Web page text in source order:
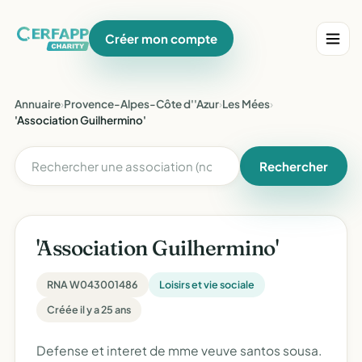
Créer mon compte
Annuaire›Provence-Alpes-Côte d''Azur›Les Mées›
'Association Guilhermino'
Rechercher
'Association Guilhermino'
RNA W043001486
Loisirs et vie sociale
Créée il y a 25 ans
Defense et interet de mme veuve santos sousa.